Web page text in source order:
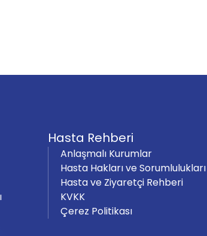
Hasta Rehberi
Anlaşmalı Kurumlar
Hasta Hakları ve Sorumlulukları
Hasta ve Ziyaretçi Rehberi
KVKK
Çerez Politikası